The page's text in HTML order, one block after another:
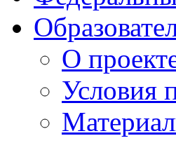
О
Условия